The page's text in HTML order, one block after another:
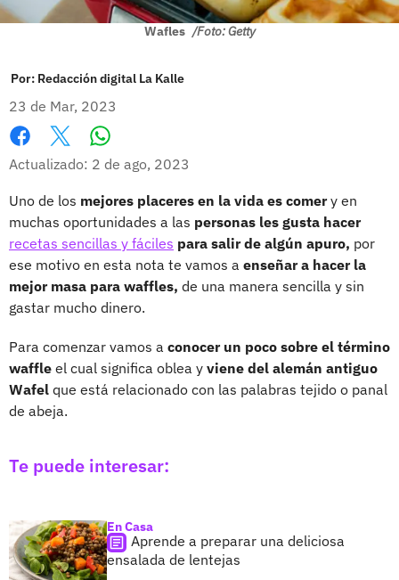
Wafles /Foto: Getty
Por: Redacción digital La Kalle
23 de Mar, 2023
Facebook
X
Actualizado: 2 de ago, 2023
Uno de los mejores placeres en la vida es comery en
muchas oportunidades a las personas les gusta hacer
recetas sencillas y fáciles para salir de algún apuro, por
ese motivo en esta nota te vamos a enseñar a hacer la
mejor masa para waffles, de una manera sencilla y sin
gastar mucho dinero.
Para comenzar vamos a conocer un poco sobre el término
waffle el cual significa oblea y viene del alemán antiguo
Wafel que está relacionado con las palabras tejido o panal
de abeja.
Te puede interesar:
En Casa
Aprende a preparar una deliciosa
ensalada de lentejas